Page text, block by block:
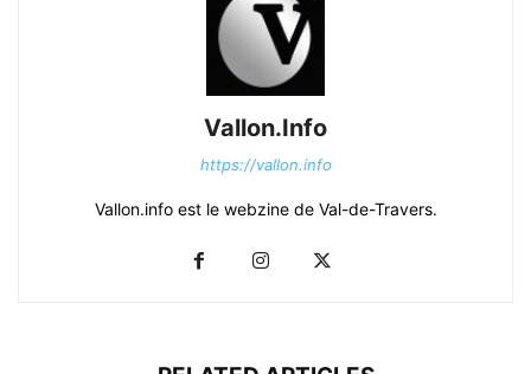
Vallon.Info
https://vallon.info
Vallon.info est le webzine de Val-de-Travers.